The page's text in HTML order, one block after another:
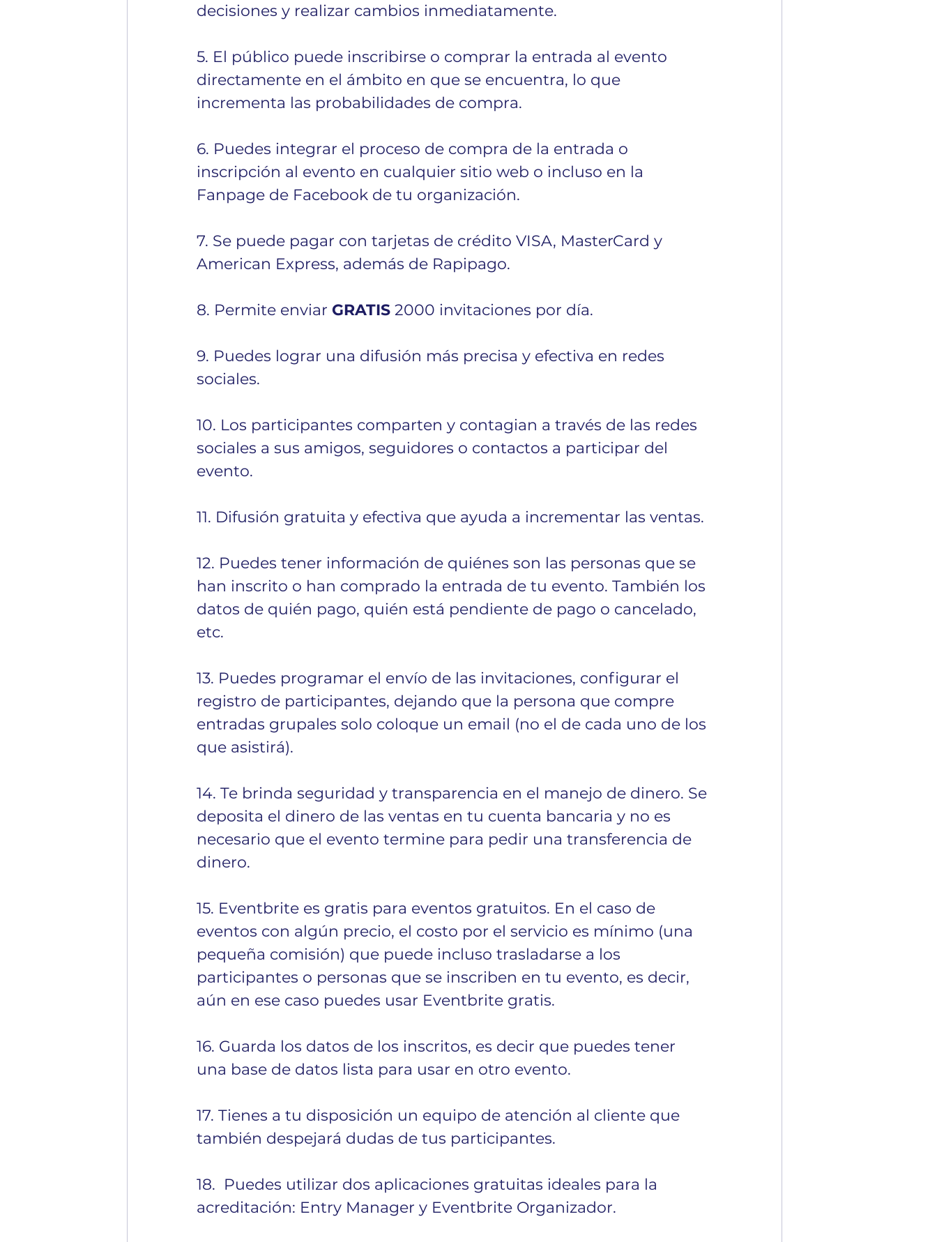
decisiones y realizar cambios inmediatamente.
5. El público puede inscribirse o comprar la entrada al evento
directamente en el ámbito en que se encuentra, lo que
incrementa las probabilidades de compra.
6. Puedes integrar el proceso de compra de la entrada o
inscripción al evento en cualquier sitio web o incluso en la
Fanpage de Facebook de tu organización.
7. Se puede pagar con tarjetas de crédito VISA, MasterCard y
American Express, además de Rapipago.
8. Permite enviar GRATIS 2000 invitaciones por día.
9. Puedes lograr una difusión más precisa y efectiva en redes
sociales.
10. Los participantes comparten y contagian a través de las redes
sociales a sus amigos, seguidores o contactos a participar del
evento.
11. Difusión gratuita y efectiva que ayuda a incrementar las ventas.
12. Puedes tener información de quiénes son las personas que se
han inscrito o han comprado la entrada de tu evento. También los
datos de quién pago, quién está pendiente de pago o cancelado,
etc.
13. Puedes programar el envío de las invitaciones, configurar el
registro de participantes, dejando que la persona que compre
entradas grupales solo coloque un email (no el de cada uno de los
que asistirá).
14. Te brinda seguridad y transparencia en el manejo de dinero. Se
deposita el dinero de las ventas en tu cuenta bancaria y no es
necesario que el evento termine para pedir una transferencia de
dinero.
15. Eventbrite es gratis para eventos gratuitos. En el caso de
eventos con algún precio, el costo por el servicio es mínimo (una
pequeña comisión) que puede incluso trasladarse a los
participantes o personas que se inscriben en tu evento, es decir,
aún en ese caso puedes usar Eventbrite gratis.
16. Guarda los datos de los inscritos, es decir que puedes tener
una base de datos lista para usar en otro evento.
17. Tienes a tu disposición un equipo de atención al cliente que
también despejará dudas de tus participantes.
18.  Puedes utilizar dos aplicaciones gratuitas ideales para la
acreditación: Entry Manager y Eventbrite Organizador.